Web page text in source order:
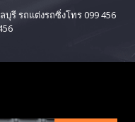
รี รถแต่งรถซิ่งโทร 099 456